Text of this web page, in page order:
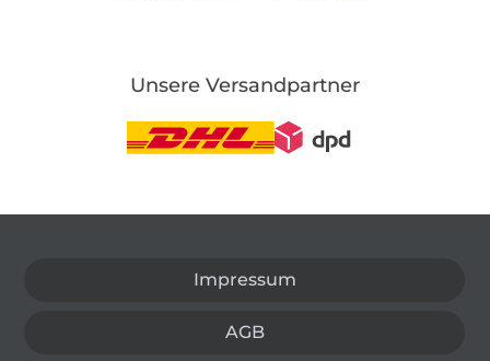
Unsere Versandpartner
Impressum
AGB